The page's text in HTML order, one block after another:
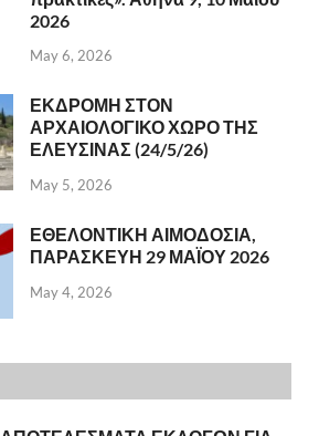
2026
May 6, 2026
ΕΚΔΡΟΜΗ ΣΤΟΝ
ΑΡΧΑΙΟΛΟΓΙΚΟ ΧΩΡΟ ΤΗΣ
ΕΛΕΥΣΙΝΑΣ (24/5/26)
May 5, 2026
ΕΘΕΛΟΝΤΙΚΗ ΑΙΜΟΔΟΣΙΑ,
ΠΑΡΑΣΚΕΥΗ 29 ΜΑΪΟΥ 2026
May 4, 2026